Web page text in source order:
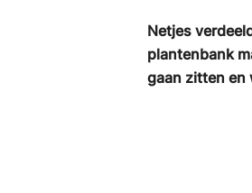
Netjes
plantenbank
gaan zitten en